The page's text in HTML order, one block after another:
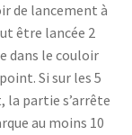
de lancement à
être lancée 2
dans le couloir
Si sur les 5
la partie s’arrête
au moins 10